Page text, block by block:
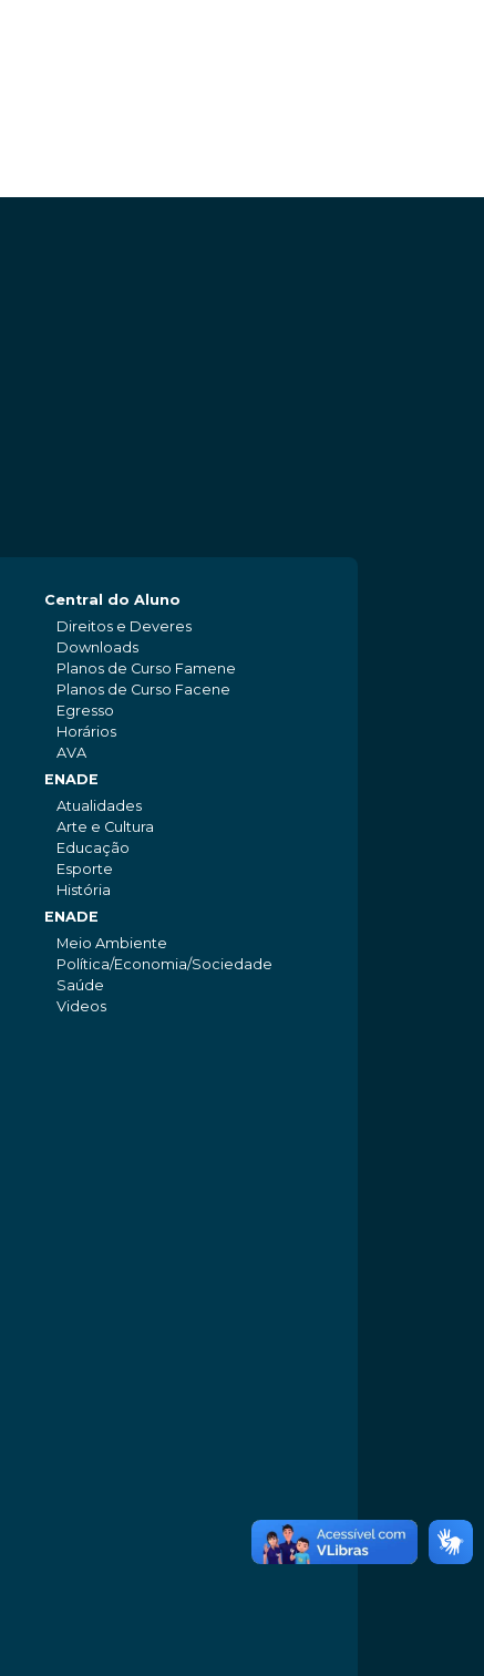
Central do Aluno
Direitos e Deveres
Downloads
Planos de Curso Famene
Planos de Curso Facene
Egresso
Horários
AVA
ENADE
Atualidades
Arte e Cultura
Educação
Esporte
História
ENADE
Meio Ambiente
Política/Economia/Sociedade
Saúde
Videos